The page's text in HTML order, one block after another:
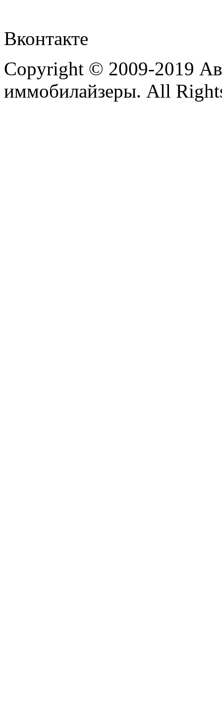
Вконтакте
Copyright © 2009-2019
иммобилайзеры. All